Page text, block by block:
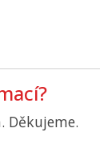
Děkujeme.